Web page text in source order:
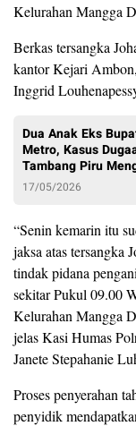
Kelurahan Mangga
Berkas tersangka
kantor Kejari
Inggrid
Dua Anak Eks
Metro, Kasus
Tambang Piru
17/05/2026
“Senin kemarin itu
jaksa atas tersangka
tindak pidana
sekitar Pukul 09.00
Kelurahan Mangga
jelas Kasi Humas
Janete Stepahanie
Proses penyerahan
penyidik